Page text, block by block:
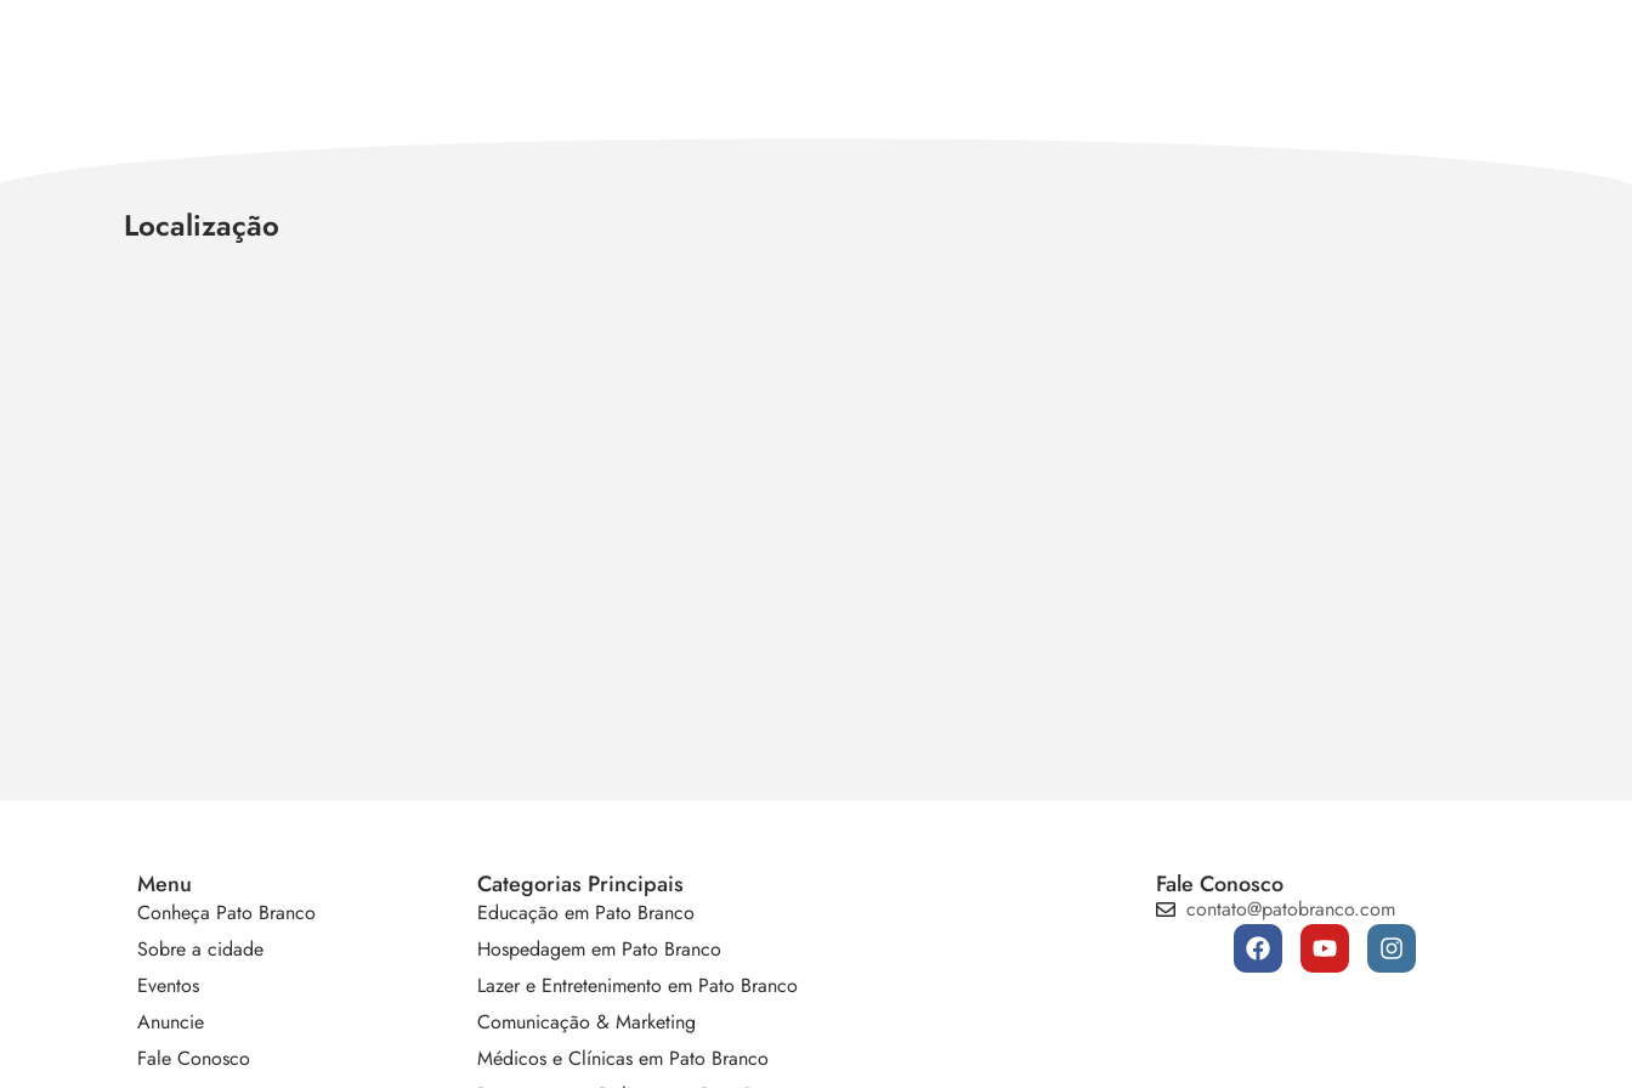
Localização
Menu
Conheça Pato Branco
Sobre a cidade
Eventos
Anuncie
Fale Conosco
Categorias Principais
Educação em Pato Branco
Hospedagem em Pato Branco
Lazer e Entretenimento em Pato Branco
Comunicação & Marketing
Médicos e Clínicas em Pato Branco
Fale Conosco
contato@patobranco.com